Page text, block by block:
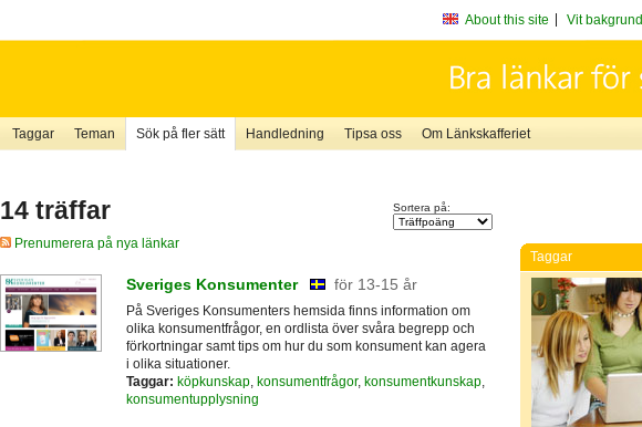
About this site Vit bakgrund
Taggar Teman Sök på fler sätt Handledning Tipsa oss Om Länkskafferiet
14 träffar Sortera på:
Prenumerera på nya länkar
Sveriges Konsumenter för 13-15 år
På Sveriges Konsumenters hemsida finns information om
olika konsumentfrågor, en ordlista över svåra begrepp och
förkortningar samt tips om hur du som konsument kan agera
i olika situationer.
Taggar: köpkunskap, konsumentfrågor, konsumentkunskap,
konsumentupplysning
Taggar